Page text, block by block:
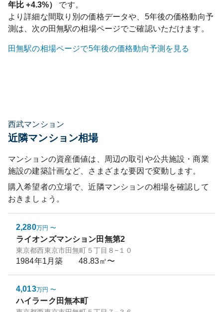
年比+4.3%）
です。
より詳細な間取り別の価格データや、5年後の価格動向予
測は、次の田無駅の相場ページでご確認いただけます。
田無駅の相場ページで5年後の価格動向予測を見る
西武マンション
近隣マンション相場
マンションの資産価値は、周辺の取引や公共施設・商業
施設の建築計画など、さまざまな要因で変動します。
購入希望者の立場で、近隣マンションの相場を確認して
おきましょう。
2,280万円 〜
ライオンズマンション田無第2
東京都西東京市田無町５丁目８−１０
1984年1月築 48.83㎡〜
4,013万円 〜
ハイラーク田無本町